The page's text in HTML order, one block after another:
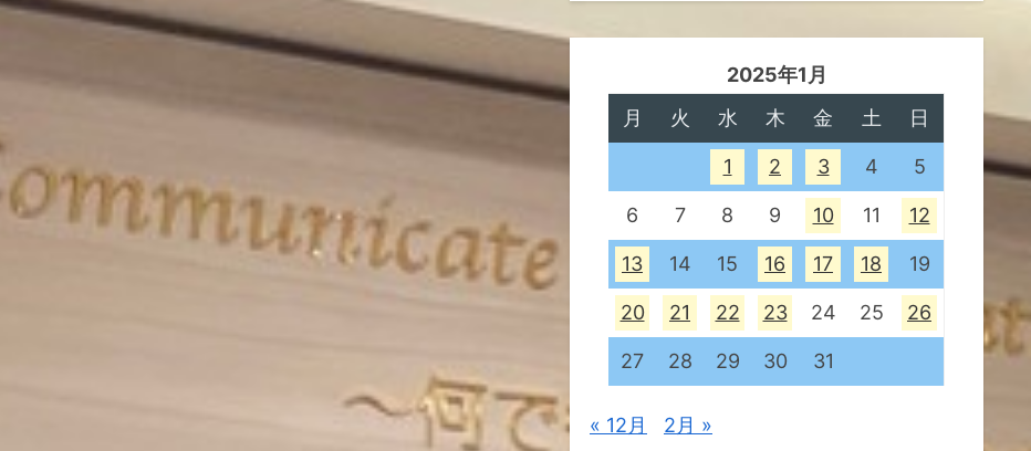
2025年1月
月
火 水 木 金 土 日
1 2 3 4 5
6 7 8 9 10 11 12
13 14 15 16 17 18 19
20 21 22 23 24 25 26
27 28 29 30 31
« 12月 2月 »